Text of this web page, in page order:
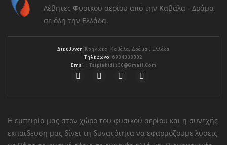
Λέβητες Φυσικού αερίου από την Καβάλα - Δράμα
σε όλη την Ελλάδα.
Διεύθυνση :Κρηνίδες, Καβάλα, Δράμα , Ελλάδα
Τηλέφωνο : 6934038002
Email
: Tsiplakidis30@gmail.com
Η εμπειρία μας στον χώρο του φυσικού αερίου και η συνεχής
εκπαίδευση μας δίνει τη δυνατότητα να εφαρμόζουμε λύσεις